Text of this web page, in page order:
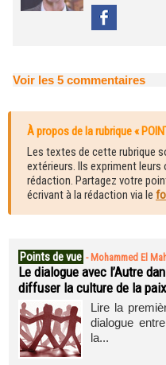
Voir les 5 commentaires
À propos de la rubrique «
Les textes de cette rubrique
extérieurs. Ils expriment
rédaction. Partagez votre
écrivant à la rédaction via le
Points de vue - Mohammed El
Le dialogue avec l’Autre
diffuser la culture de la
Lire la
dialogue
la...